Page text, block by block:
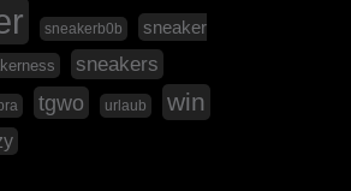
sneakerb0b
sneaker
sneakers
tgwo urlaub win